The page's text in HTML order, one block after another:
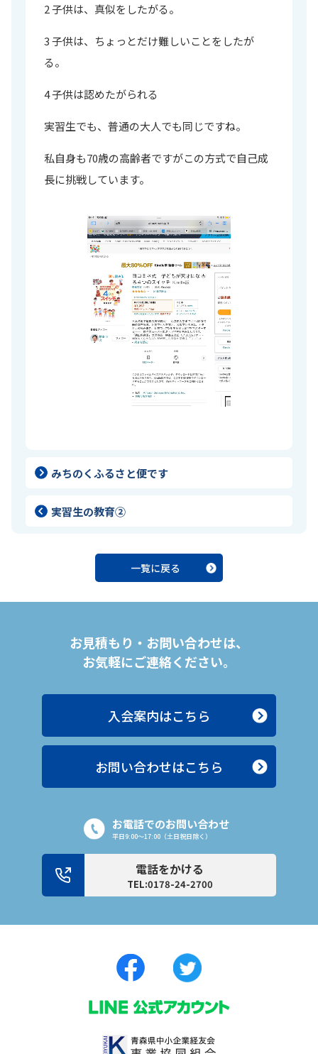
2 子供は、真似をしたがる。
3 子供は、ちょっとだけ難しいことをしたが
る。
4 子供は認めたがられる
実習生でも、普通の大人でも同じですね。
私自身も70歳の高齢者ですがこの方式で自己成
長に挑戦しています。
みちのくふるさと便です
実習生の教育②
一覧に戻る
お見積もり・お問い合わせは、
お気軽にご連絡ください。
入会案内はこちら
お問い合わせはこちら
お電話でのお問い合わせ
平日9:00〜17:00（土日祝日除く）
電話をかける
TEL:0178-24-2700